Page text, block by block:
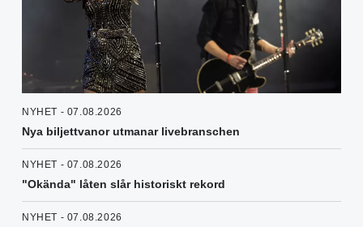
NYHET - 07.08.2026
Nya biljettvanor utmanar livebranschen
NYHET - 07.08.2026
"Okända" låten slår historiskt rekord
NYHET - 07.08.2026